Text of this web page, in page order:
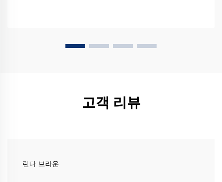
고객 리뷰
린다 브라운